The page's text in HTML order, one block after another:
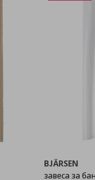
BJÄRSEN
завеса за